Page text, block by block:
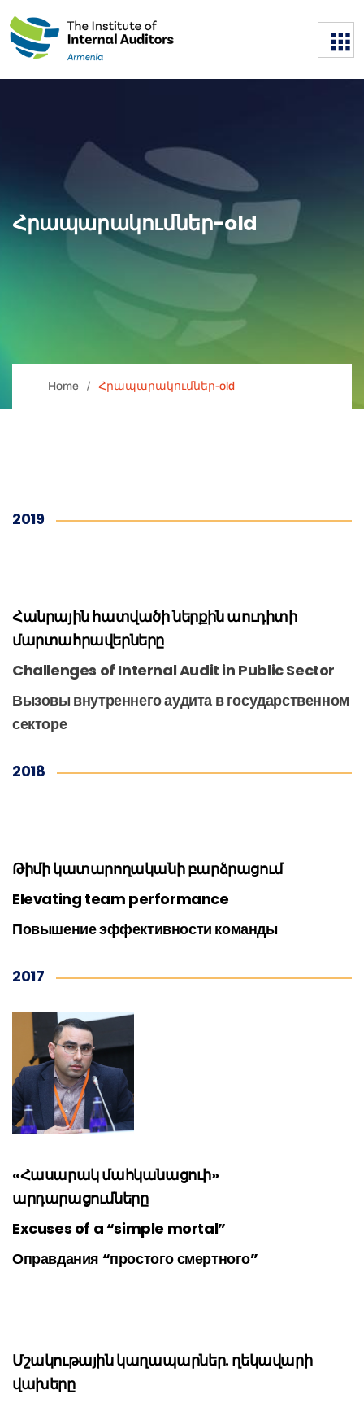
Հրապարակումներ-old
Home Հրապարակումներ-old
2019
Հանրային հատվածի ներքին աուդիտի
մարտահրավերները
Challenges of Internal Audit in Public Sector
Вызовы внутреннего аудита в государственном
секторе
2018
Թիմի կատարողականի բարձրացում
Elevating team performance
Повышение эффективности команды
2017
«Հասարակ մահկանացուի»
արդարացումները
Excuses of a “simple mortal”
Оправдания “простого смертного”
Մշակութային կաղապարներ. ղեկավարի
վախերը